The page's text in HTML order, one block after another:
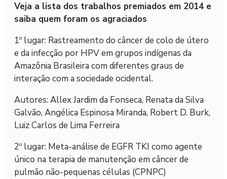
Veja a lista dos trabalhos premiados em 2014 e
saiba quem foram os agraciados
1º lugar: Rastreamento do câncer de colo de útero
e da infecção por HPV em grupos indígenas da
Amazônia Brasileira com diferentes graus de
interação com a sociedade ocidental.
Autores: Allex Jardim da Fonseca, Renata da Silva
Galvão, Angélica Espinosa Miranda, Robert D. Burk,
Luiz Carlos de Lima Ferreira
2º lugar: Meta-análise de EGFR TKI como agente
único na terapia de manutenção em câncer de
pulmão não-pequenas células (CPNPC)